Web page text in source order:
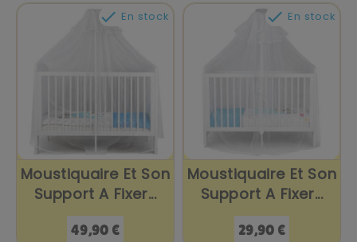
 En stock
Moustiquaire Et Son
Support A Fixer...
Prix
49,90 €
 En stock
Moustiquaire Et Son
Support A Fixer...
Prix
29,90 €